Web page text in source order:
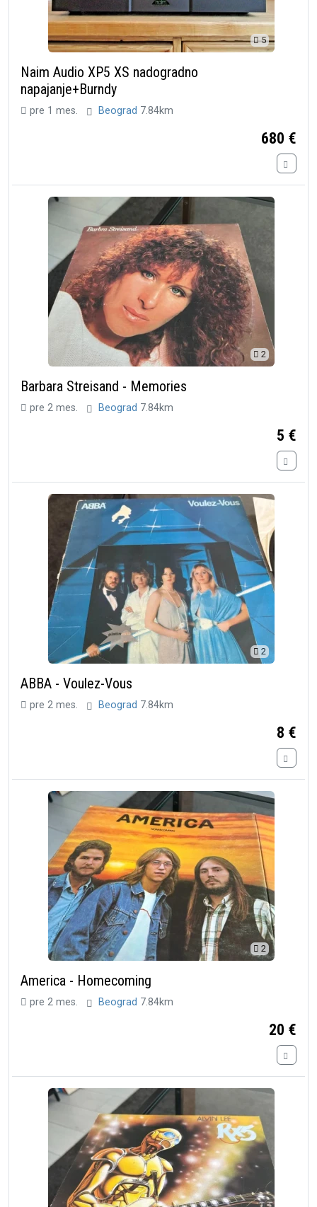
5
Naim Audio XP5 XS nadogradno
napajanje+Burndy
pre 1 mes. Beograd 7.84km
680 €
2
Barbara Streisand - Memories
pre 2 mes. Beograd 7.84km
5 €
2
ABBA - Voulez-Vous
pre 2 mes. Beograd 7.84km
8 €
2
America - Homecoming
pre 2 mes. Beograd 7.84km
20 €